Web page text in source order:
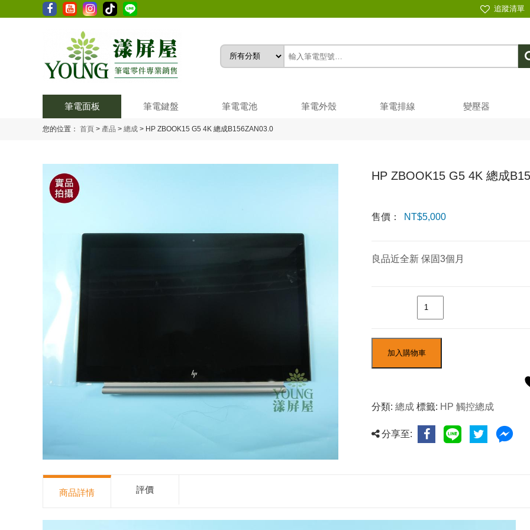
追蹤清單
筆電面板 筆電鍵盤 筆電電池 筆電外殼 筆電排線 變壓器
您的位置： 首頁 > 產品 > 總成 > HP ZBOOK15 G5 4K 總成B156ZAN03.0
HP ZBOOK15 G5 4K 總成
售價： NT$5,000
良品近全新 保固3個月
加入購物車
分類:總成 標籤: HP 觸控總成
分享至:
商品詳情 評價